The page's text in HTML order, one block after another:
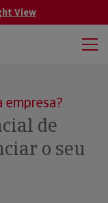
View
empresa?
de
o seu